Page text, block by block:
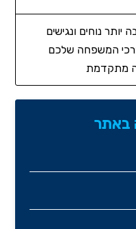
נוחים ונגישים
המשפחה שלכם
מתקדמת
באתר